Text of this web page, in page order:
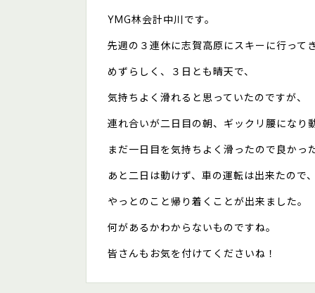
YMG林会計中川です。
先週の３連休に志賀高原にスキーに行って
めずらしく、３日とも晴天で、
気持ちよく滑れると思っていたのですが、
連れ合いが二日目の朝、ギックリ腰になり
まだ一日目を気持ちよく滑ったので良かっ
あと二日は動けず、車の運転は出来たので
やっとのこと帰り着くことが出来ました。
何があるかわからないものですね。
皆さんもお気を付けてくださいね！